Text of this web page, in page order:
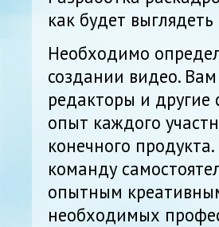
как будет
Необходимо
создании видео.
редакторы и
опыт каждого
конечного
команду
опытным
необходимых